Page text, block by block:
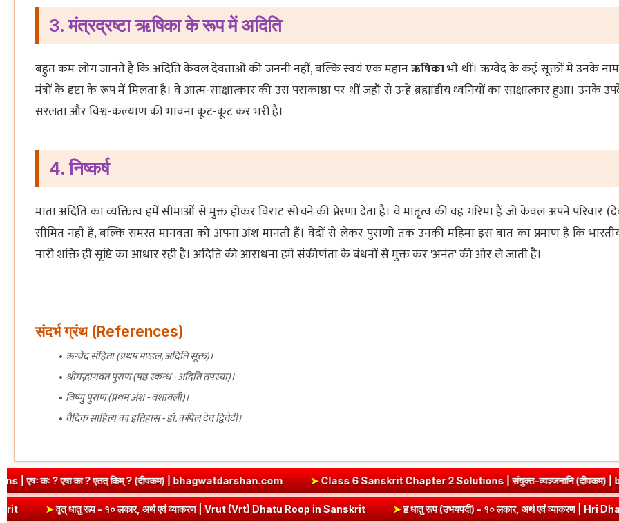
3. मंत्रद्रष्टा ऋषिका के रूप में अदिति
बहुत कम लोग जानते हैं कि अदिति केवल देवताओं की जननी नहीं, बल्कि स्वयं एक महानऋषिकाभी थीं। ऋग्वेद के कई सूक्तों में उनके
मंत्रों के दृष्टा के रूप में मिलता है। वे आत्म-साक्षात्कार की उस पराकाष्ठा पर थीं जहाँ से उन्हें ब्रह्मांडीय ध्वनियों का साक्षात्कार हुआ। उनके
सरलता और विश्व-कल्याण की भावना कूट-कूट कर भरी है।
4. निष्कर्ष
माता अदिति का व्यक्तित्व हमें सीमाओं से मुक्त होकर विराट सोचने की प्रेरणा देता है। वे मातृत्व की वह गरिमा हैं जो केवल अपने परिवार
सीमित नहीं हैं, बल्कि समस्त मानवता को अपना अंश मानती हैं। वेदों से लेकर पुराणों तक उनकी महिमा इस बात का प्रमाण है कि
नारी शक्ति ही सृष्टि का आधार रही है। अदिति की आराधना हमें संकीर्णता के बंधनों से मुक्त कर 'अनंत' की ओर ले जाती है।
संदर्भ ग्रंथ (References)
ऋग्वेद संहिता (प्रथम मण्डल, अदिति सूक्त)।
श्रीमद्भागवत पुराण (षष्ठ स्कन्ध - अदिति तपस्या)।
विष्णु पुराण (प्रथम अंश - वंशावली)।
वैदिक साहित्य का इतिहास - डॉ. कपिल देव द्विवेदी।
किम् ? (दीपकम) | bhagwatdarshan.com ➤Class 6 Sanskrit Chapter 2 Solutions | संयुक्त-व्यञ्जनानि (दीपकम) |
Roop in Sanskrit ➤वृत् धातु रूप - १० लकार, अर्थ एवं व्याकरण | Vrut (Vrt) Dhatu Roop in Sanskrit ➤हृ धातु रूप (उभयपदी) - १० लकार,